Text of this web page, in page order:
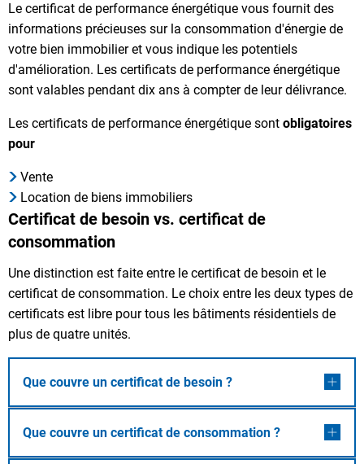
Le certificat de performance énergétique vous fournit des
informations précieuses sur la consommation d'énergie de
votre bien immobilier et vous indique les potentiels
d'amélioration. Les certificats de performance énergétique
sont valables pendant dix ans à compter de leur délivrance.
Les certificats de performance énergétique sont obligatoires
pour
Vente
Location de biens immobiliers
Certificat de besoin vs. certificat de
consommation
Une distinction est faite entre le certificat de besoin et le
certificat de consommation. Le choix entre les deux types de
certificats est libre pour tous les bâtiments résidentiels de
plus de quatre unités.
Que couvre un certificat de besoin ?
Que couvre un certificat de consommation ?